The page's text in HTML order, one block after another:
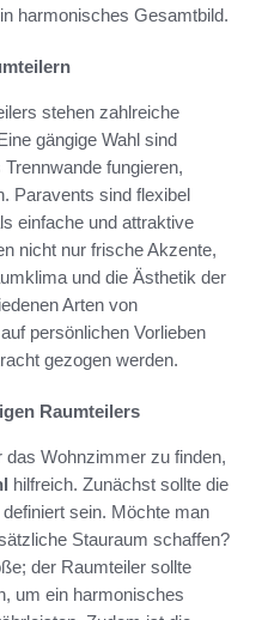
harmonisches Gesamtbild.
stehen zahlreiche
gängige Wahl sind
fungieren,
Paravents sind flexibel
einfache und attraktive
nicht nur frische Akzente,
und die Ästhetik der
Arten von
persönlichen Vorlieben
gezogen werden.
Raumteilers
das Wohnzimmer zu finden,
hilfreich. Zunächst sollte die
sein. Möchte man
Stauraum schaffen?
der Raumteiler sollte
um ein harmonisches